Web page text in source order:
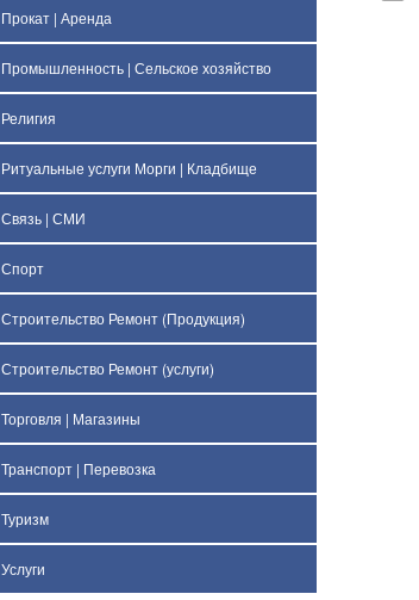
Прокат | Аренда
Промышленность | Сельское хозяйство
Религия
Ритуальные услуги Морги | Кладбище
Связь | СМИ
Спорт
Строительство Ремонт (Продукция)
Строительство Ремонт (услуги)
Торговля | Магазины
Транспорт | Перевозка
Туризм
Услуги